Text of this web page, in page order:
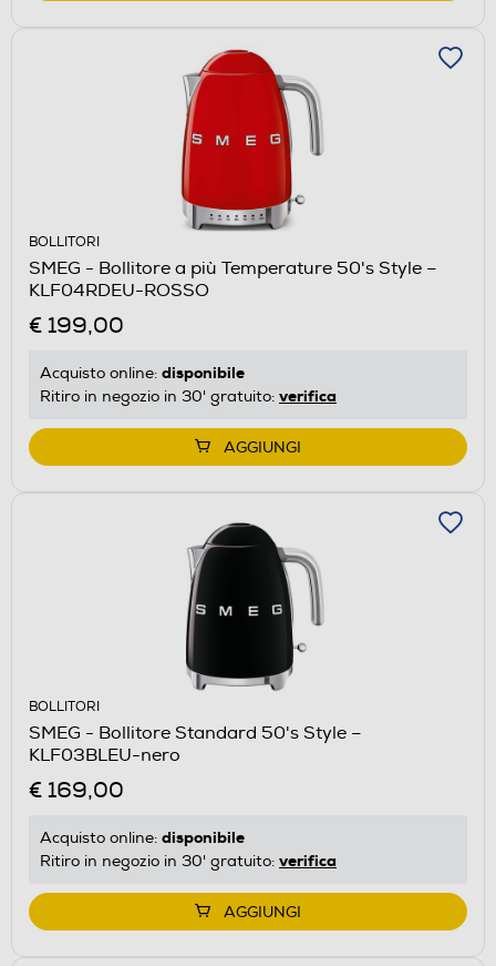
BOLLITORI
SMEG - Bollitore a più Temperature 50's Style –
KLF04RDEU-ROSSO
€ 199,00
Acquisto online: disponibile
Ritiro in negozio in 30' gratuito: verifica
AGGIUNGI
BOLLITORI
SMEG - Bollitore Standard 50's Style –
KLF03BLEU-nero
€ 169,00
Acquisto online: disponibile
Ritiro in negozio in 30' gratuito: verifica
AGGIUNGI